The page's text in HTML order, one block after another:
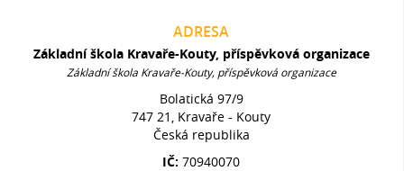
ADRESA
Základní škola Kravaře-Kouty, příspěvková organizace
Základní škola Kravaře-Kouty, příspěvková organizace
Bolatická 97/9
747 21, Kravaře - Kouty
Česká republika
IČ:70940070